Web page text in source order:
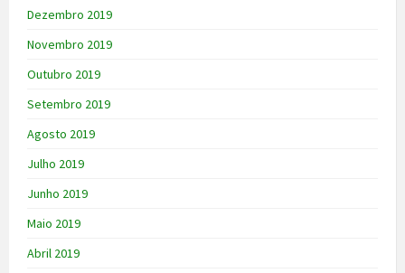
Dezembro 2019
Novembro 2019
Outubro 2019
Setembro 2019
Agosto 2019
Julho 2019
Junho 2019
Maio 2019
Abril 2019